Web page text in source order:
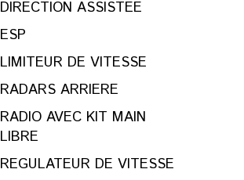
DIRECTION ASSISTEE
ESP
LIMITEUR DE VITESSE
RADARS ARRIERE
RADIO AVEC KIT MAIN
LIBRE
REGULATEUR DE VITESSE